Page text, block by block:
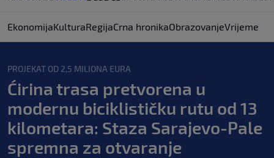
EkonomijaKulturaRegijaCrna hronikaObrazovanjeVrijeme
PROJEKAT OD 2,5 MILIONA EURA
Ćirina trasa pretvorena u
modernu biciklističku rutu od 13
kilometara: Staza Sarajevo-Pale
spremna za otvaranje